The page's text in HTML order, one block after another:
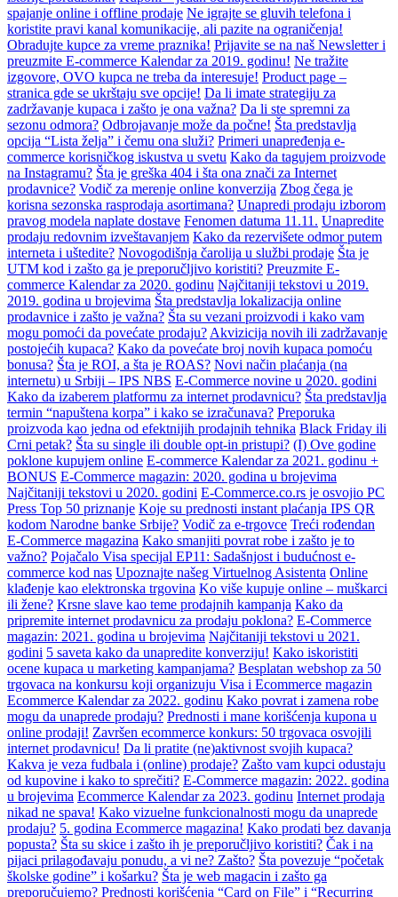
spajanje online i offline prodaje Ne igrajte se gluvih telefona i
koristite pravi kanal komunikacije, ali pazite na ograničenja!
Obradujte kupce za vreme praznika! Prijavite se na naš Newsletter i
preuzmite E-commerce Kalendar za 2019. godinu! Ne tražite
izgovore, OVO kupca ne treba da interesuje! Product page –
stranica gde se ukrštaju sve opcije! Da li imate strategiju za
zadržavanje kupaca i zašto je ona važna? Da li ste spremni za
sezonu odmora? Odbrojavanje može da počne! Šta predstavlja
opcija “Lista želja” i čemu ona služi? Primeri unapređenja e-
commerce korisničkog iskustva u svetu Kako da tagujem proizvode
na Instagramu? Šta je greška 404 i šta ona znači za Internet
prodavnice? Vodič za merenje online konverzija Zbog čega je
korisna sezonska rasprodaja asortimana? Unapredi prodaju izborom
pravog modela naplate dostave Fenomen datuma 11.11. Unapredite
prodaju redovnim izveštavanjem Kako da rezervišete odmor putem
interneta i uštedite? Novogodišnja čarolija u službi prodaje Šta je
UTM kod i zašto ga je preporučljivo koristiti? Preuzmite E-
commerce Kalendar za 2020. godinu Najčitaniji tekstovi u 2019.
2019. godina u brojevima Šta predstavlja lokalizacija online
prodavnice i zašto je važna? Šta su vezani proizvodi i kako vam
mogu pomoći da povećate prodaju? Akvizicija novih ili zadržavanje
postojećih kupaca? Kako da povećate broj novih kupaca pomoću
bonusa? Šta je ROI, a šta je ROAS? Novi način plaćanja (na
internetu) u Srbiji – IPS NBS E-Commerce novine u 2020. godini
Kako da izaberem platformu za internet prodavnicu? Šta predstavlja
termin “napuštena korpa” i kako se izračunava? Preporuka
proizvoda kao jedna od efektnijih prodajnih tehnika Black Friday ili
Crni petak? Šta su single ili double opt-in pristupi? (I) Ove godine
poklone kupujem online E-commerce Kalendar za 2021. godinu +
BONUS E-Commerce magazin: 2020. godina u brojevima
Najčitaniji tekstovi u 2020. godini E-Commerce.co.rs je osvojio PC
Press Top 50 priznanje Koje su prednosti instant plaćanja IPS QR
kodom Narodne banke Srbije? Vodič za e-trgovce Treći rođendan
E-Commerce magazina Kako smanjiti povrat robe i zašto je to
važno? Pojačalo Visa specijal EP11: Sadašnjost i budućnost e-
commerce kod nas Upoznajte našeg Virtuelnog Asistenta Online
klađenje kao elektronska trgovina Ko više kupuje online – muškarci
ili žene? Krsne slave kao teme prodajnih kampanja Kako da
pripremite internet prodavnicu za prodaju poklona? E-Commerce
magazin: 2021. godina u brojevima Najčitaniji tekstovi u 2021.
godini 5 saveta kako da unapredite konverziju! Kako iskoristiti
ocene kupaca u marketing kampanjama? Besplatan webshop za 50
trgovaca na konkursu koji organizuju Visa i Ecommerce magazin
Ecommerce Kalendar za 2022. godinu Kako povrat i zamena robe
mogu da unaprede prodaju? Prednosti i mane korišćenja kupona u
online prodaji! Završen ecommerce konkurs: 50 trgovaca osvojili
internet prodavnicu! Da li pratite (ne)aktivnost svojih kupaca?
Kakva je veza fudbala i (online) prodaje? Zašto vam kupci odustaju
od kupovine i kako to sprečiti? E-Commerce magazin: 2022. godina
u brojevima Ecommerce Kalendar za 2023. godinu Internet prodaja
nikad ne spava! Kako vizuelne funkcionalnosti mogu da unaprede
prodaju? 5. godina Ecommerce magazina! Kako prodati bez davanja
popusta? Šta su skice i zašto ih je preporučljivo koristiti? Čak i na
pijaci prilagođavaju ponudu, a vi ne? Zašto? Šta povezuje “početak
školske godine” i košarku? Šta je web magacin i zašto ga
preporučujemo? Prednosti korišćenja “Card on File” i “Recurring